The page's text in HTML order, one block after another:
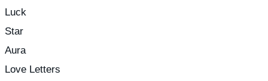
Luck
Star
Aura
Love Letters